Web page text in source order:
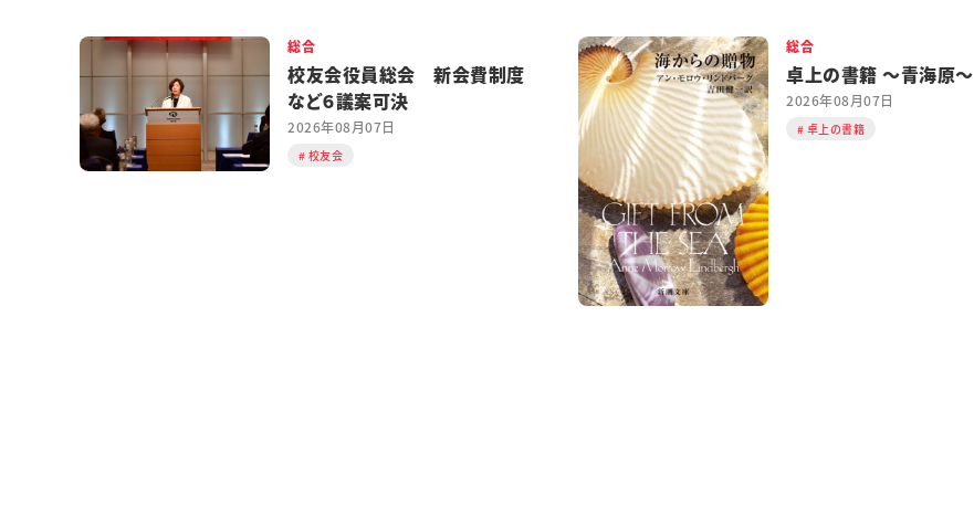
総合
校友会役員総会 新会費制度
など６議案可決
2026年08月07日
校友会
総合
卓上の書籍 ～青海原～
2026年08月07日
卓上の書籍